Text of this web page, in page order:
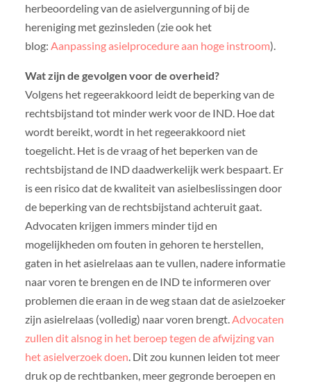
herbeoordeling van de asielvergunning of bij de
hereniging met gezinsleden (zie ook het
blog: Aanpassing asielprocedure aan hoge instroom).
Wat zijn de gevolgen voor de overheid?
Volgens het regeerakkoord leidt de beperking van de
rechtsbijstand tot minder werk voor de IND. Hoe dat
wordt bereikt, wordt in het regeerakkoord niet
toegelicht. Het is de vraag of het beperken van de
rechtsbijstand de IND daadwerkelijk werk bespaart. Er
is een risico dat de kwaliteit van asielbeslissingen door
de beperking van de rechtsbijstand achteruit gaat.
Advocaten krijgen immers minder tijd en
mogelijkheden om fouten in gehoren te herstellen,
gaten in het asielrelaas aan te vullen, nadere informatie
naar voren te brengen en de IND te informeren over
problemen die eraan in de weg staan dat de asielzoeker
zijn asielrelaas (volledig) naar voren brengt. Advocaten
zullen dit alsnog in het beroep tegen de afwijzing van
het asielverzoek doen . Dit zou kunnen leiden tot meer
druk op de rechtbanken, meer gegronde beroepen en